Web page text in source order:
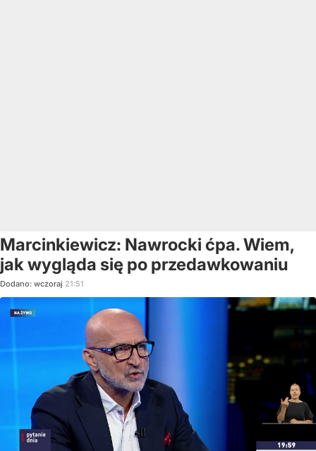
Marcinkiewicz: Nawrocki ćpa. Wiem,
jak wygląda się po przedawkowaniu
Dodano: wczoraj 21:51